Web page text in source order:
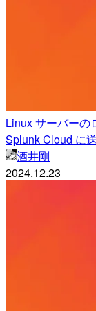
Linux サーバーの
Splunk Cloud に
酒井剛
2024.12.23